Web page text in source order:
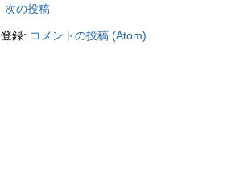
次の投稿
登録: コメントの投稿 (Atom)